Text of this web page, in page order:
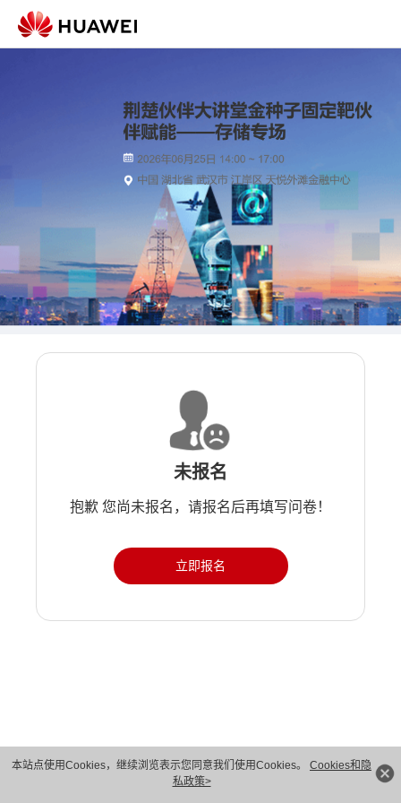
本站点使用Cookies，继续浏览表示您同意我们使用Cookies。 Cookies和隐
私政策>
未报名
抱歉 您尚未报名，请报名后再填写问卷！
立即报名
版权所有 © 华为技术有限公司 1998-2026。 保留一切权利。粤A2-20044005号
隐私保护
法律声明